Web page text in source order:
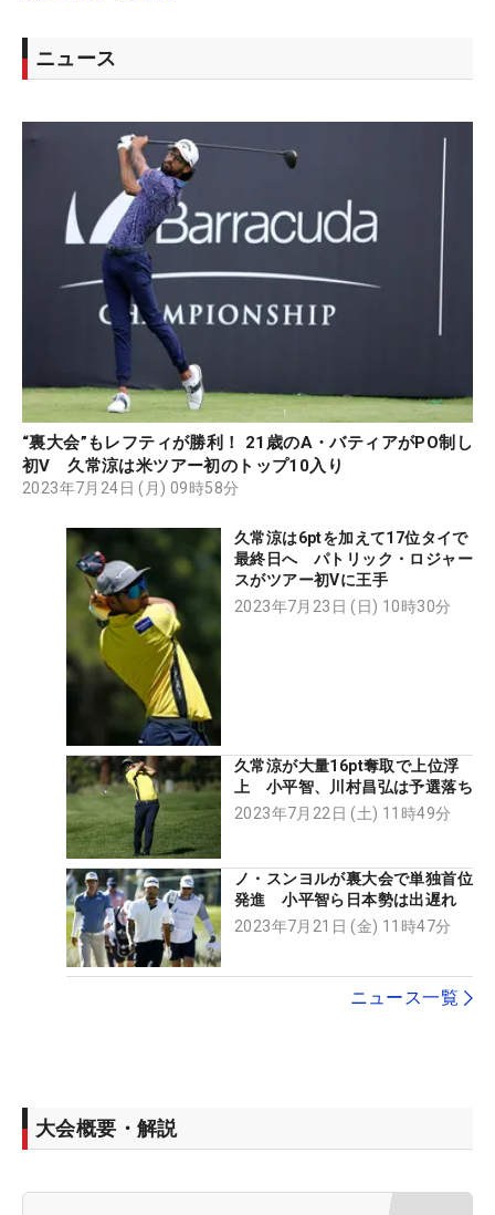
ニュース
“裏大会”もレフティが勝利！ 21歳のA・バティアがPO制し
初V 久常涼は米ツアー初のトップ10入り
2023年7月24日 (月) 09時58分
久常涼は6ptを加えて17位タイで
最終日へ パトリック・ロジャー
スがツアー初Vに王手
2023年7月23日 (日) 10時30分
久常涼が大量16pt奪取で上位浮
上 小平智、川村昌弘は予選落ち
2023年7月22日 (土) 11時49分
ノ・スンヨルが裏大会で単独首位
発進 小平智ら日本勢は出遅れ
2023年7月21日 (金) 11時47分
ニュース一覧
大会概要・解説